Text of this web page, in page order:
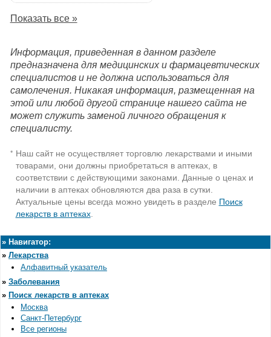
Показать все »
Информация, приведенная в данном разделе
предназначена для медицинских и фармацевтических
специалистов и не должна использоваться для
самолечения. Никакая информация, размещенная на
этой или любой другой странице нашего сайта не
может служить заменой личного обращения к
специалисту.
* Наш сайт не осуществляет торговлю лекарствами и иными
товарами, они должны приобретаться в аптеках, в
соответствии с действующими законами. Данные о ценах и
наличии в аптеках обновляются два раза в сутки.
Актуальные цены всегда можно увидеть в разделе Поиск
лекарств в аптеках.
» Навигатор:
» Лекарства
Алфавитный указатель
» Заболевания
» Поиск лекарств в аптеках
Москва
Санкт-Петербург
Все регионы